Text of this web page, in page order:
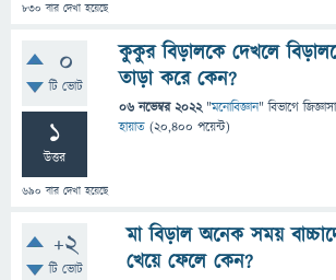
830 বার দেখা হয়েছে
0
টি ভোট
1
উত্তর
690 বার দেখা হয়েছে
কুকুর বিড়ালকে দেখলে
তাড়া করে কেন?
06 নভেম্বর 2022 "মনোবিজ্ঞান" বিভাগে
হায়াত (20,400 পয়েন্ট)
+2
টি ভোট
মা বিড়াল অনেক সময়
খেয়ে ফেলে কেন?